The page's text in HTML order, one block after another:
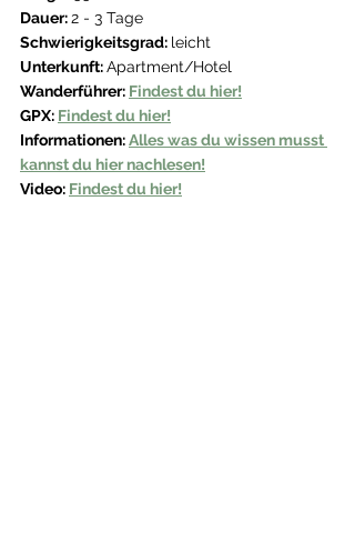
Dauer: 2 - 3 Tage
Schwierigkeitsgrad: leicht
Unterkunft: Apartment/Hotel
Wanderführer: Findest du hier!
GPX: Findest du hier!
Informationen: Alles was du wissen musst
kannst du hier nachlesen!
Video: Findest du hier!